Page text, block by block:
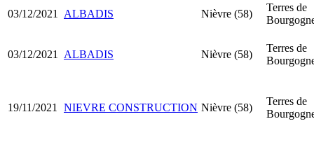
03/12/2021
ALBADIS Nièvre (58)
Terres de
03/12/2021 ALBADIS Nièvre (58)
Terres de
19/11/2021 NIEVRE CONSTRUCTION Nièvre (58)
Terres de